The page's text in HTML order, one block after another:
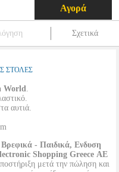
Αγορά
Σχετικά
ΣΤΟΛΕΣ
World.
αυτιά.
- Παιδικά, Ενδυση
Shopping Greece ΑΕ
μετά την πώληση και